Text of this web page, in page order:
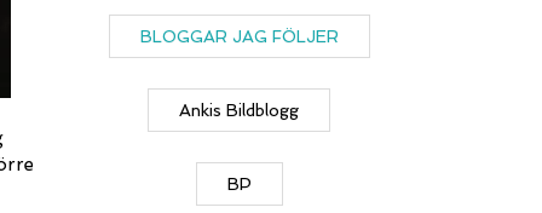
BLOGGAR JAG FÖLJER
Ankis Bildblogg
BP